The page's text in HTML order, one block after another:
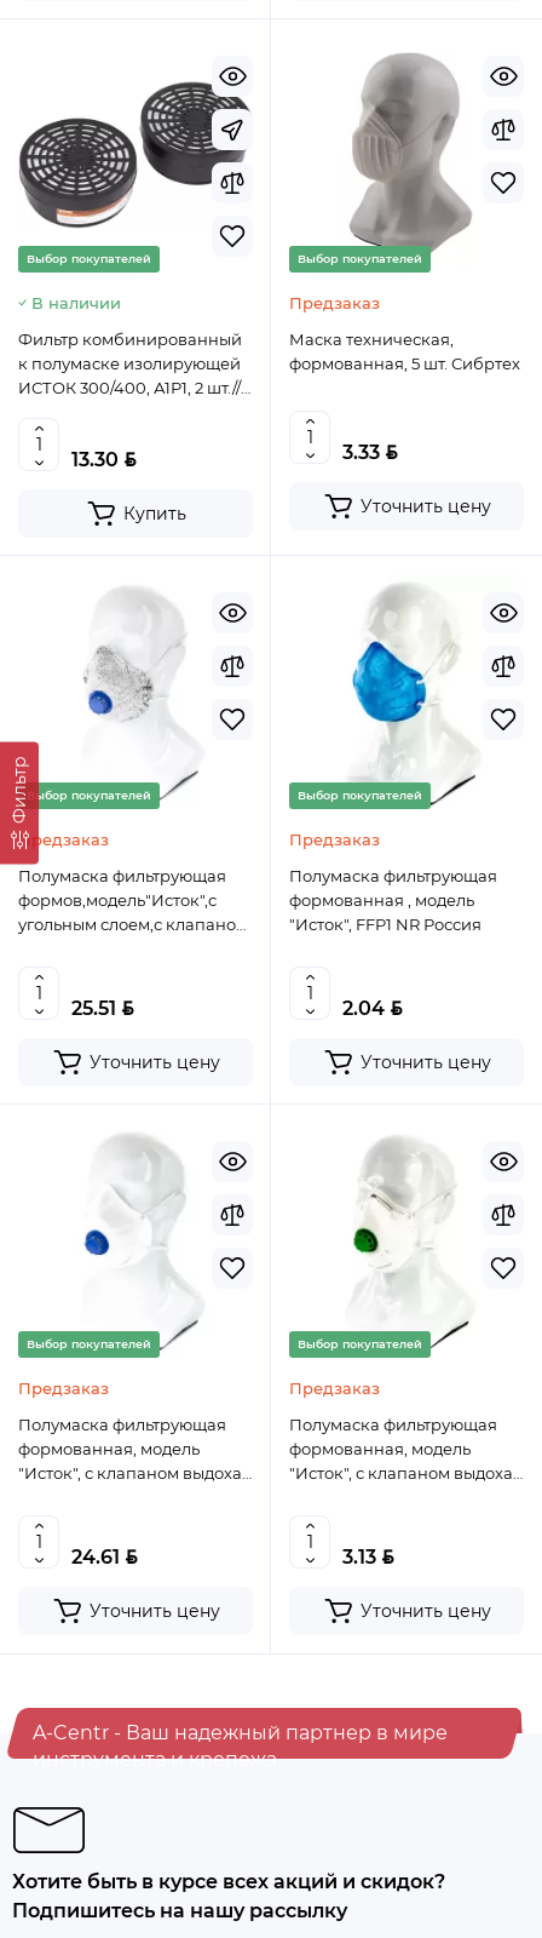
Фильтр
Выбор покупателей
В наличии
Фильтр комбинированный
к полумаске изолирующей
ИСТОК 300/400, А1Р1, 2 шт.//
13.30 BYN
Купить
Выбор покупателей
Предзаказ
Маска техническая,
формованная, 5 шт. Сибртех
3.33 BYN
Уточнить цену
Выбор покупателей
Предзаказ
Полумаска фильтрующая
формов,модель"Исток",с
угольным слоем,с клапаном
Россия
25.51 BYN
Уточнить цену
Выбор покупателей
Предзаказ
Полумаска фильтрующая
формованная , модель
"Исток", FFP1 NR Россия
2.04 BYN
Уточнить цену
Выбор покупателей
Предзаказ
Полумаска фильтрующая
формованная, модель
"Исток", с клапаном выдоха,
24.61 BYN
Уточнить цену
Выбор покупателей
Предзаказ
Полумаска фильтрующая
формованная, модель
"Исток", с клапаном выдоха,
3.13 BYN
Уточнить цену
A-Centr - Ваш надежный партнер в мире
инструмента и крепежа
Хотите быть в курсе всех акций и скидок?
Подпишитесь на нашу рассылку